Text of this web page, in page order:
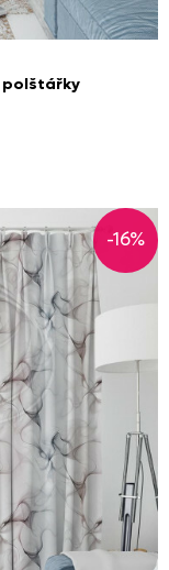
polštářky
-16%